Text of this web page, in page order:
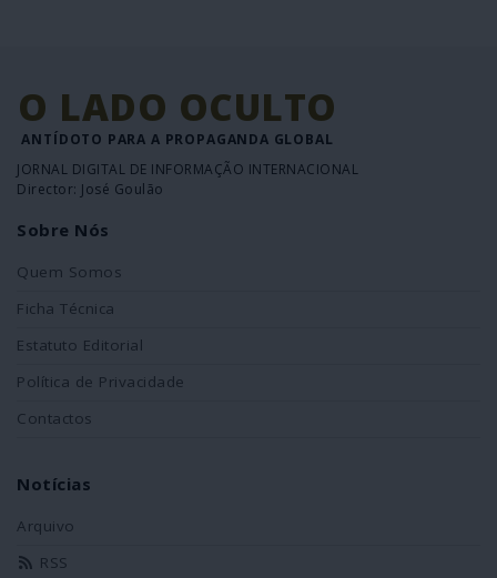
O LADO OCULTO
ANTÍDOTO PARA A PROPAGANDA GLOBAL
JORNAL DIGITAL DE INFORMAÇÃO INTERNACIONAL
Director: José Goulão
Sobre Nós
Quem Somos
Ficha Técnica
Estatuto Editorial
Política de Privacidade
Contactos
Notícias
Arquivo
RSS